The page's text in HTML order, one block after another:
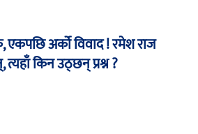
अर्को विवाद ! रमेश राज
किन उठ्छन् प्रश्न ?